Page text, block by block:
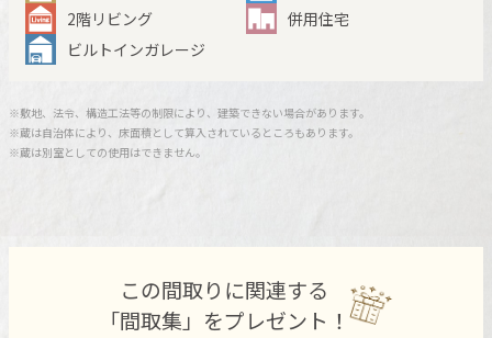
ミサワアイデンティティ
2階リビング
併用住宅
ビルトインガレージ
※敷地、法令、構造工法等の制限により、建築できない場合があります。
※蔵は自治体により、床面積として算入されているところもあります。
※蔵は別室としての使用はできません。
この間取りに関連する
「間取集」をプレゼント！